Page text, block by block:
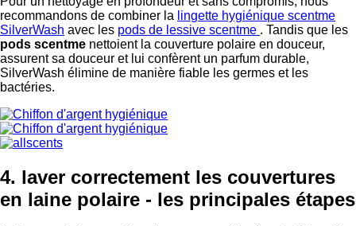
recommandons de combiner la lingette hygiénique scentme
SilverWash avec les pods de lessive scentme . Tandis que les
pods scentme nettoient la couverture polaire en douceur,
assurent sa douceur et lui confèrent un parfum durable,
SilverWash élimine de manière fiable les germes et les
bactéries.
4. laver correctement les couvertures
en laine polaire - les principales étapes